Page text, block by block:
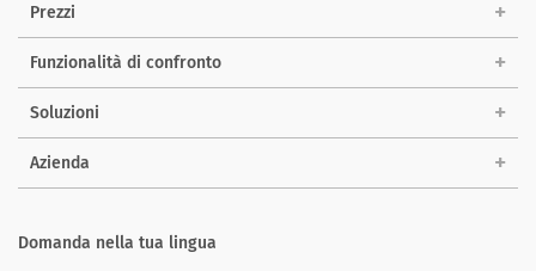
Prezzi
Funzionalità di confronto
Soluzioni
Azienda
Domanda nella tua lingua